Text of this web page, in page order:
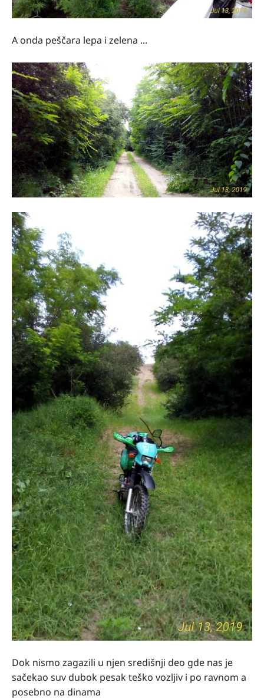
A onda peščara lepa i zelena ...
Dok nismo zagazili u njen središnji deo gde nas je
sačekao suv dubok pesak teško vozljiv i po ravnom a
posebno na dinama